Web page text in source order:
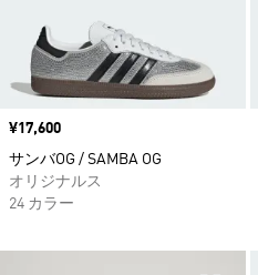
価格
¥17,600
サンバOG / SAMBA OG
オリジナルス
24 カラー